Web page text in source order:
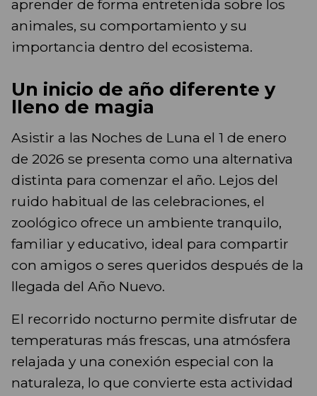
aprender de forma entretenida sobre los
animales, su comportamiento y su
importancia dentro del ecosistema.
Un inicio de año diferente y
lleno de magia
Asistir a las Noches de Luna el 1 de enero
de 2026 se presenta como una alternativa
distinta para comenzar el año. Lejos del
ruido habitual de las celebraciones, el
zoológico ofrece un ambiente tranquilo,
familiar y educativo, ideal para compartir
con amigos o seres queridos después de la
llegada del Año Nuevo.
El recorrido nocturno permite disfrutar de
temperaturas más frescas, una atmósfera
relajada y una conexión especial con la
naturaleza, lo que convierte esta actividad